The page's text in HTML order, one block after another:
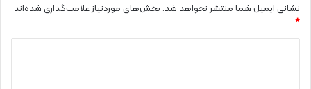
نشانی ایمیل شما منتشر نخواهد شد. بخش‌های موردنیاز علامت‌گذاری شده‌اند
*